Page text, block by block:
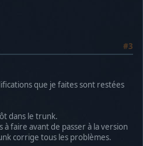
in /home/ospy/public_html/
expects parameter 1 to be
expects parameter 1 to be
expects parameter 1 to be
expects parameter 1 to be
#3
que je faites sont restées
dans le trunk.
faire avant de passer à la version
corrige tous les problèmes.